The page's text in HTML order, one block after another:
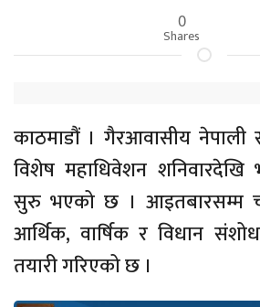
0
Shares
काठमाडौं । गैरआवासीय
विशेष महाधिवेशन शनिवारदेखि
सुरु भएको छ । आइतबारसम्म
आर्थिक, वार्षिक र विधान
तयारी गरिएको छ ।